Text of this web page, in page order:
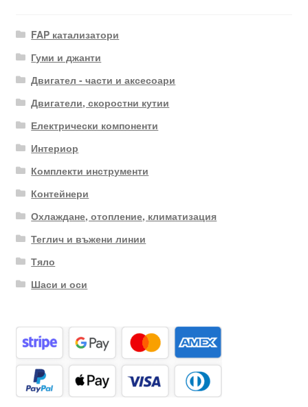
FAP катализатори
Гуми и джанти
Двигател - части и аксесоари
Двигатели, скоростни кутии
Електрически компоненти
Интериор
Комплекти инструменти
Контейнери
Охлаждане, отопление, климатизация
Теглич и въжени линии
Тяло
Шаси и оси